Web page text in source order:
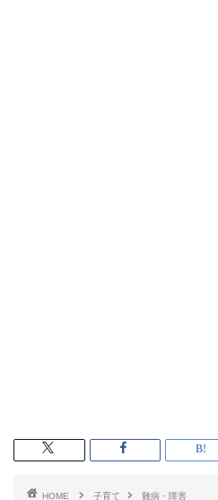
HOME 子育て 難病・障害